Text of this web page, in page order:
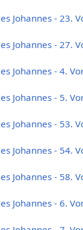
Johannes - 23.
Johannes - 27.
Johannes - 4.
Johannes - 5.
Johannes - 53.
Johannes - 54.
Johannes - 58.
Johannes - 6.